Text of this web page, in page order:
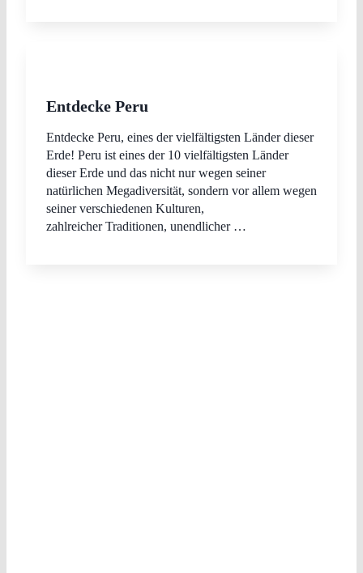
Entdecke Peru
Entdecke Peru, eines der vielfältigsten Länder dieser
Erde! Peru ist eines der 10 vielfältigsten Länder
dieser Erde und das nicht nur wegen seiner
natürlichen Megadiversität, sondern vor allem wegen
seiner verschiedenen Kulturen,
zahlreicher Traditionen, unendlicher …